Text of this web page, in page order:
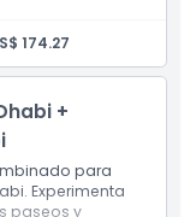
y
única a
parques
174.27
+
para
Experimenta
paseos y